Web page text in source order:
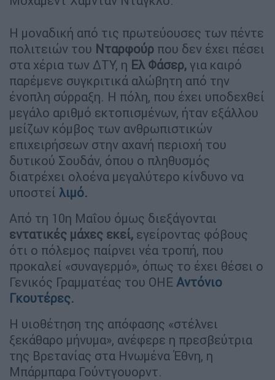
Η μοναδική από τις πρωτεύουσες των πέντε
πολιτειών του Νταρφούρ που δεν έχει πέσει
στα χέρια των ΔΤΥ, η Ελ Φάσερ, για καιρό
παρέμενε συγκριτικά αλώβητη από την
ένοπλη σύρραξη. Η πόλη, που έχει υποδεχθεί
μεγάλο αριθμό εκτοπισμένων, ήταν εξάλλου
μείζων κόμβος των ανθρωπιστικών
επιχειρήσεων στην αχανή περιοχή του
δυτικού Σουδάν, όπου ο πληθυσμός
διατρέχει ολοένα μεγαλύτερο κίνδυνο να
υποστεί λιμό.
Από τη 10η Μαΐου όμως διεξάγονται
εντατικές μάχες εκεί, εγείροντας φόβους
ότι ο πόλεμος παίρνει νέα τροπή, που
προκαλεί «συναγερμό», όπως το έχει θέσει ο
Γενικός Γραμματέας του ΟΗΕ Αντόνιο
Γκουτέρες.
Η υιοθέτηση της απόφασης «στέλνει
ξεκάθαρο μήνυμα», ανέφερε η πρεσβεύτρια
της Βρετανίας στα Ηνωμένα Έθνη, η
Μπάρμπαρα Γούντγουορντ.